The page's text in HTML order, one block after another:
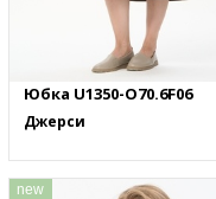
Юбка U1350-O70.6F06
Джерси
new